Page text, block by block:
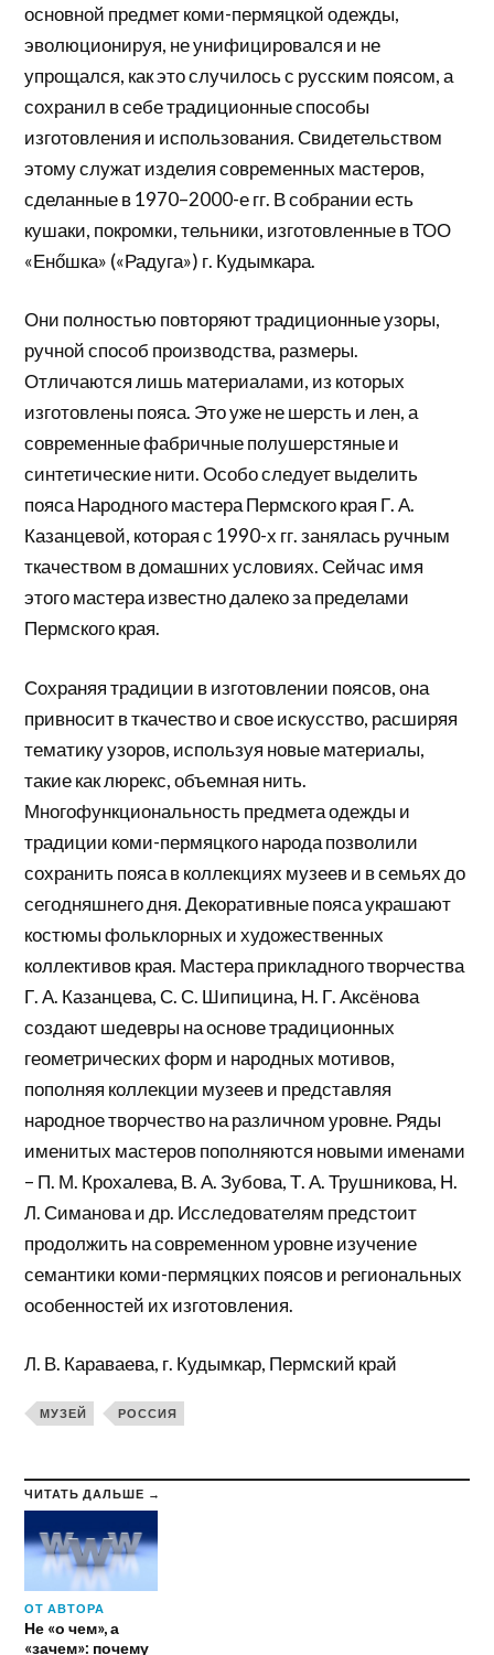
основной предмет коми-пермяцкой одежды,
эволюционируя, не унифицировался и не
упрощался, как это случилось с русским поясом, а
сохранил в себе традиционные способы
изготовления и использования. Свидетельством
этому служат изделия современных мастеров,
сделанные в 1970–2000-е гг. В собрании есть
кушаки, покромки, тельники, изготовленные в ТОО
«Енőшка» («Радуга») г. Кудымкара.
Они полностью повторяют традиционные узоры,
ручной способ производства, размеры.
Отличаются лишь материалами, из которых
изготовлены пояса. Это уже не шерсть и лен, а
современные фабричные полушерстяные и
синтетические нити. Особо следует выделить
пояса Народного мастера Пермского края Г. А.
Казанцевой, которая с 1990-х гг. занялась ручным
ткачеством в домашних условиях. Сейчас имя
этого мастера известно далеко за пределами
Пермского края.
Сохраняя традиции в изготовлении поясов, она
привносит в ткачество и свое искусство, расширяя
тематику узоров, используя новые материалы,
такие как люрекс, объемная нить.
Многофункциональность предмета одежды и
традиции коми-пермяцкого народа позволили
сохранить пояса в коллекциях музеев и в семьях до
сегодняшнего дня. Декоративные пояса украшают
костюмы фольклорных и художественных
коллективов края. Мастера прикладного творчества
Г. А. Казанцева, С. С. Шипицина, Н. Г. Аксёнова
создают шедевры на основе традиционных
геометрических форм и народных мотивов,
пополняя коллекции музеев и представляя
народное творчество на различном уровне. Ряды
именитых мастеров пополняются новыми именами
– П. М. Крохалева, В. А. Зубова, Т. А. Трушникова, Н.
Л. Симанова и др. Исследователям предстоит
продолжить на современном уровне изучение
семантики коми-пермяцких поясов и региональных
особенностей их изготовления.
Л. В. Караваева, г. Кудымкар, Пермский край
МУЗЕЙ РОССИЯ
ЧИТАТЬ ДАЛЬШЕ →
ОТ АВТОРА
Не «о чем», а
«зачем»: почему